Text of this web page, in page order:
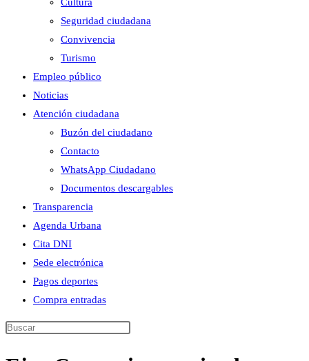
Seguridad ciudadana
Convivencia
Turismo
Empleo público
Noticias
Atención ciudadana
Buzón del ciudadano
Contacto
WhatsApp Ciudadano
Documentos descargables
Transparencia
Agenda Urbana
Cita DNI
Sede electrónica
Pagos deportes
Compra entradas
Buscar